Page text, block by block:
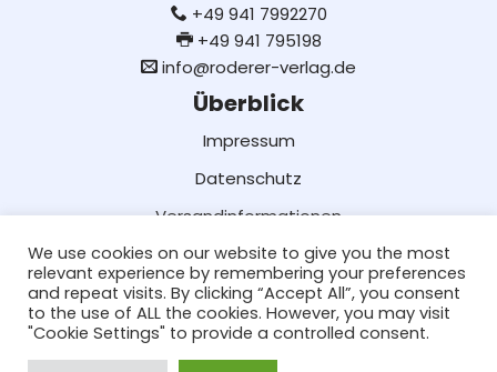
+49 941 7992270
+49 941 795198
info@roderer-verlag.de
Überblick
Impressum
Datenschutz
Versandinformationen
Lieferung und Bezahlung
AGB
Social Media
Facebook
We use cookies on our website to give you the most
relevant experience by remembering your preferences
and repeat visits. By clicking “Accept All”, you consent
to the use of ALL the cookies. However, you may visit
"Cookie Settings" to provide a controlled consent.